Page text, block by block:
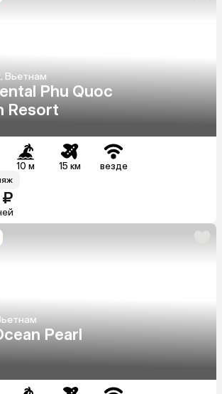
Вьетнам
Phu Quoc
Resort
10 м 15 км везде
₽
Pearl